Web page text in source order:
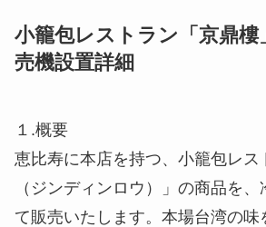
小籠包レストラン「京鼎樓
売機設置詳細
１.概要
恵比寿に本店を持つ、小籠包レス
（ジンディンロウ）」の商品を
て販売いたします。本場台湾の味